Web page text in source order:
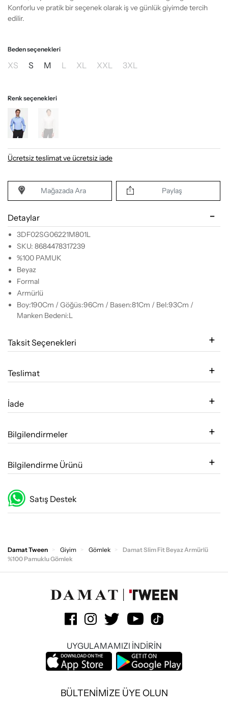
Konforlu ve pratik bir seçenek olarak iş ve günlük giyimde tercih
edilir.
Beden seçenekleri
XS S M L XL XXL 3XL
Renk seçenekleri
Ücretsiz teslimat ve ücretsiz iade
Mağazada Ara Paylaş
Detaylar
3DF02SG06221M801L
SKU: 8684478317239
%100 PAMUK
Beyaz
Formal
Armürlü
Boy:190Cm / Göğüs:96Cm / Basen:81Cm / Bel:93Cm /
Manken Bedeni:L
Taksit Seçenekleri
Teslimat
İade
Bilgilendirmeler
Bilgilendirme Ürünü
Satış Destek
Damat Tween Giyim Gömlek
Damat Slim Fit Beyaz Armürlü
%100 Pamuklu Gömlek
UYGULAMAMIZI İNDİRİN
BÜLTENİMİZE ÜYE OLUN